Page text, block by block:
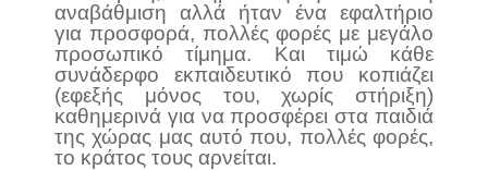
αναβάθμιση αλλά ήταν ένα εφαλτήριο
για προσφορά, πολλές φορές με μεγάλο
προσωπικό τίμημα. Και τιμώ κάθε
συνάδερφο εκπαιδευτικό που κοπιάζει
(εφεξής μόνος του, χωρίς στήριξη)
καθημερινά για να προσφέρει στα παιδιά
της χώρας μας αυτό που, πολλές φορές,
το κράτος τους αρνείται.